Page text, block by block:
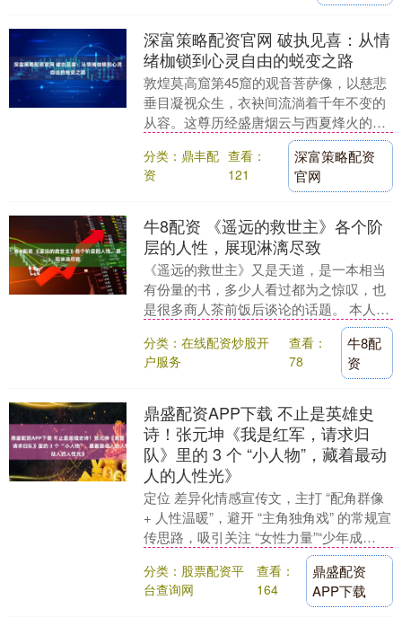
深富策略配资官网 破执见喜：从情
绪枷锁到心灵自由的蜕变之路
敦煌莫高窟第45窟的观音菩萨像，以慈悲
垂目凝视众生，衣袂间流淌着千年不变的
从容。这尊历经盛唐烟云与西夏烽火的造
像，恰似人类心灵的永恒隐喻：当我们被
生气与嫉妒的枷....
分类：鼎丰配
资
查看：
121
深富策略配资
官网
牛8配资 《遥远的救世主》各个阶
层的人性，展现淋漓尽致
《遥远的救世主》又是天道，是一本相当
有份量的书，多少人看过都为之惊叹，也
是很多商人茶前饭后谈论的话题。 本人第
一次看觉得很无聊，根本不是一个阶层
的，柏林，法国，....
分类：在线配资炒股开
户服务
查看：
78
牛8配
资
鼎盛配资APP下载 不止是英雄史
诗！张元坤《我是红军，请求归
队》里的 3 个 “小人物”，藏着最动
人的人性光》
定位 差异化情感宣传文，主打 “配角群像
+ 人性温暖”，避开 “主角独角戏” 的常规宣
传思路，吸引关注 “女性力量”“少年成
长”“底层善意” 的多元读者，适合....
分类：股票配资平
台查询网
查看：
164
鼎盛配资
APP下载